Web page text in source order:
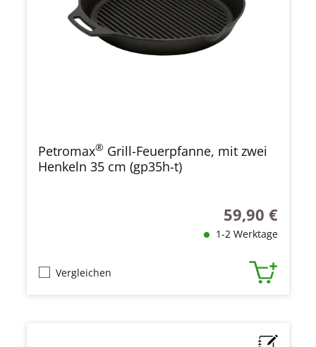
Petromax® Grill-Feuerpfanne, mit zwei
Henkeln 35 cm (gp35h-t)
Regulärer Preis:
59,90 €
1-2 Werktage
Vergleichen